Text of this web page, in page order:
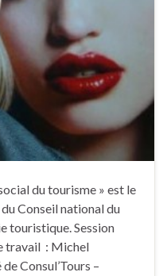
du tourisme » est le
Conseil national du
touristique. Session
travail : Michel
Consul’Tours –